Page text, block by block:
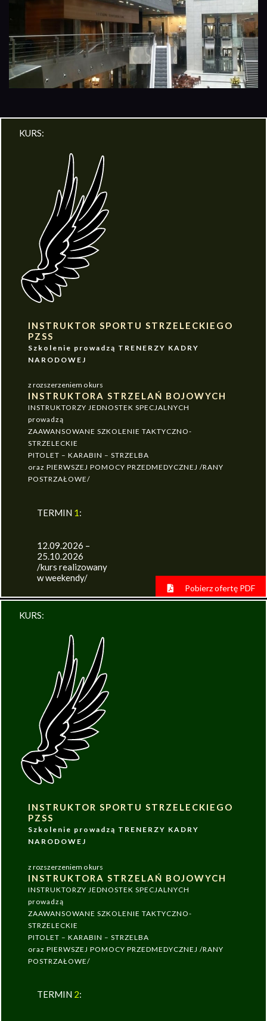
KURS:
INSTRUKTOR SPORTU STRZELECKIEGO
PZSS
Szkolenie prowadzą TRENERZY KADRY
NARODOWEJ
z rozszerzeniem o kurs
INSTRUKTORA STRZELAŃ BOJOWYCH
INSTRUKTORZY JEDNOSTEK SPECJALNYCH
prowadzą
ZAAWANSOWANE SZKOLENIE TAKTYCZNO-
STRZELECKIE
PITOLET – KARABIN – STRZELBA
oraz PIERWSZEJ POMOCY PRZEDMEDYCZNEJ /RANY
POSTRZAŁOWE/
TERMIN 1:
12.09.2026 –
25.10.2026
/kurs realizowany
w weekendy/
Pobierz ofertę PDF
KURS:
INSTRUKTOR SPORTU STRZELECKIEGO
PZSS
Szkolenie prowadzą TRENERZY KADRY
NARODOWEJ
z rozszerzeniem o kurs
INSTRUKTORA STRZELAŃ BOJOWYCH
INSTRUKTORZY JEDNOSTEK SPECJALNYCH
prowadzą
ZAAWANSOWANE SZKOLENIE TAKTYCZNO-
STRZELECKIE
PITOLET – KARABIN – STRZELBA
oraz PIERWSZEJ POMOCY PRZEDMEDYCZNEJ /RANY
POSTRZAŁOWE/
TERMIN 2: